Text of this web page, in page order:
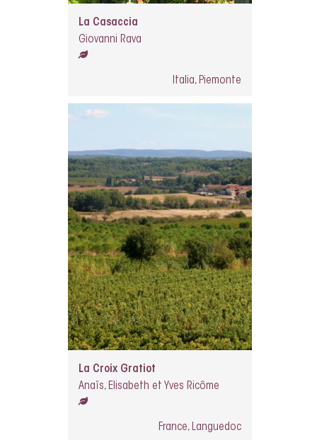
La Casaccia
Giovanni Rava
Italia, Piemonte
La Croix Gratiot
Anaïs, Elisabeth et Yves Ricôme
France, Languedoc